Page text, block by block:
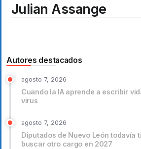
Julian Assange
Autores destacados
agosto 7, 2026
Cuando la IA aprende a escribir
virus
agosto 7, 2026
Diputados de Nuevo León todavía
buscar otro cargo en 2027